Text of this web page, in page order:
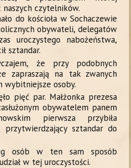
naszych czytelników.
do kościoła w Sochaczewie
obywateli, delegatów
uroczystego nabożeństwa,
sztandar.
że przy podobnych
zapraszają na tak zwanych
wybitniejsze osoby.
pięć par. Małżonka prezesa
obywatelem panem
pierwsza przybiła
przytwierdzający sztandar do
osób w ten sam sposób
w tej uroczystości.